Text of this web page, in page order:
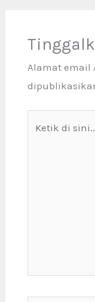
Alamat email